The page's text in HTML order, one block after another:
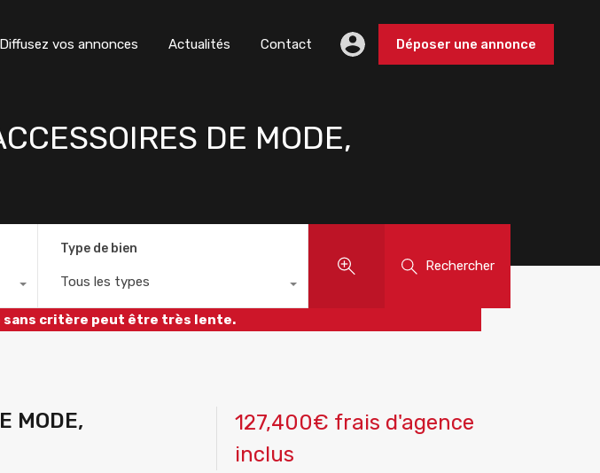
Diffusez vos annonces Actualités Contact Déposer une annonce
DE MODE,
Type de bien
Tous les types
Rechercher
critère peut être très lente.
MODE,
127,400€ frais d'agence
inclus